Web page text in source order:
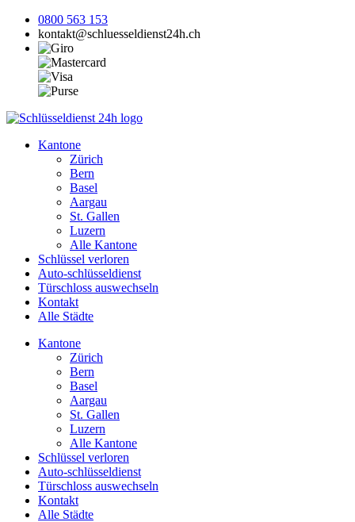
0800 563 153
kontakt@schluesseldienst24h.ch
Kantone
Zürich
Bern
Basel
Aargau
St. Gallen
Luzern
Alle Kantone
Schlüssel verloren
Auto-schlüsseldienst
Türschloss auswechseln
Kontakt
Alle Städte
Kantone
Zürich
Bern
Basel
Aargau
St. Gallen
Luzern
Alle Kantone
Schlüssel verloren
Auto-schlüsseldienst
Türschloss auswechseln
Kontakt
Alle Städte